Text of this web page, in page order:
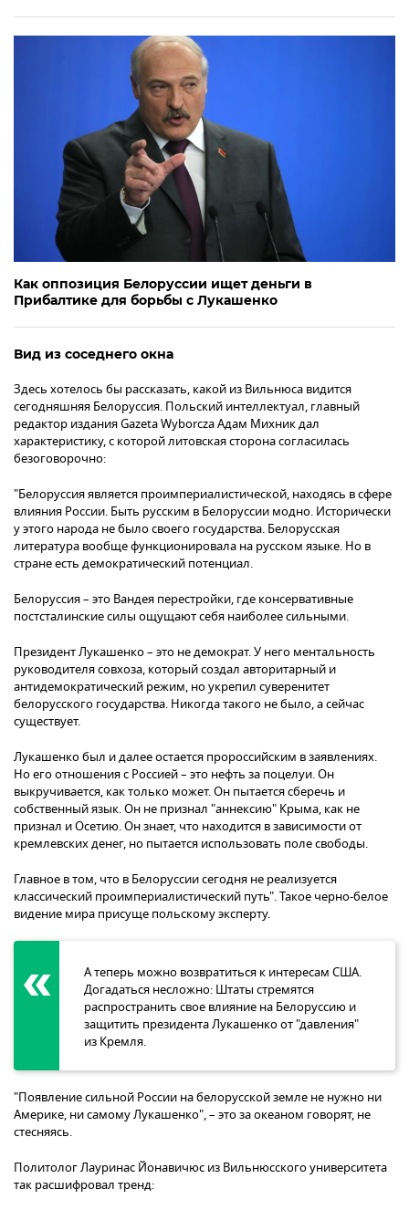
Как оппозиция Белоруссии ищет деньги в
Прибалтике для борьбы с Лукашенко
Вид из соседнего окна
Здесь хотелось бы рассказать, какой из Вильнюса видится
сегодняшняя Белоруссия. Польский интеллектуал, главный
редактор издания Gazeta Wyborcza Адам Михник дал
характеристику, с которой литовская сторона согласилась
безоговорочно:
"Белоруссия является проимпериалистической, находясь в сфере
влияния России. Быть русским в Белоруссии модно. Исторически
у этого народа не было своего государства. Белорусская
литература вообще функционировала на русском языке. Но в
стране есть демократический потенциал.
Белоруссия – это Вандея перестройки, где консервативные
постсталинские силы ощущают себя наиболее сильными.
Президент Лукашенко – это не демократ. У него ментальность
руководителя совхоза, который создал авторитарный и
антидемократический режим, но укрепил суверенитет
белорусского государства. Никогда такого не было, а сейчас
существует.
Лукашенко был и далее остается пророссийским в заявлениях.
Но его отношения с Россией – это нефть за поцелуи. Он
выкручивается, как только может. Он пытается сберечь и
собственный язык. Он не признал "аннексию" Крыма, как не
признал и Осетию. Он знает, что находится в зависимости от
кремлевских денег, но пытается использовать поле свободы.
Главное в том, что в Белоруссии сегодня не реализуется
классический проимпериалистический путь". Такое черно-белое
видение мира присуще польскому эксперту.
А теперь можно возвратиться к интересам США.
Догадаться несложно: Штаты стремятся
распространить свое влияние на Белоруссию и
защитить президента Лукашенко от "давления"
из Кремля.
"Появление сильной России на белорусской земле не нужно ни
Америке, ни самому Лукашенко", – это за океаном говорят, не
стесняясь.
Политолог Лауринас Йонавичюс из Вильнюсского университета
так расшифровал тренд: